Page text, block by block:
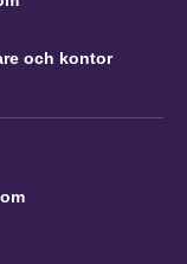
och kontor